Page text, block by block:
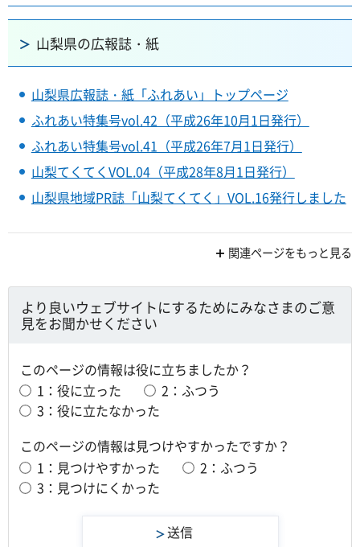
山梨県の広報誌・紙
山梨県広報誌・紙「ふれあい」トップページ
ふれあい特集号vol.42（平成26年10月1日発行）
ふれあい特集号vol.41（平成26年7月1日発行）
山梨てくてくVOL.04（平成28年8月1日発行）
山梨県地域PR誌「山梨てくてく」VOL.16発行しました
関連ページをもっと見る
より良いウェブサイトにするためにみなさまのご意
見をお聞かせください
このページの情報は役に立ちましたか？
1：役に立った
2：ふつう
3：役に立たなかった
このページの情報は見つけやすかったですか？
1：見つけやすかった
2：ふつう
3：見つけにくかった